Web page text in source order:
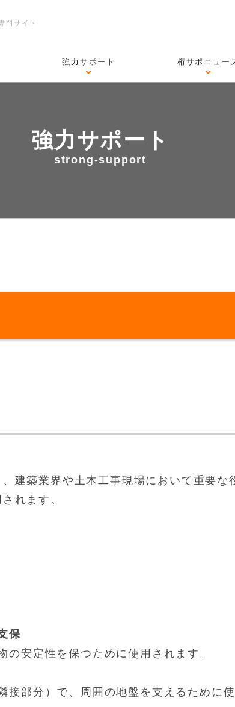
門サイト
強力サポート 桁サポニュー
強力サポート
strong-support
建築業界や土木工事現場において重要な
れます。
保
安定性を保つために使用されます。
接部分）で、周囲の地盤を支えるために